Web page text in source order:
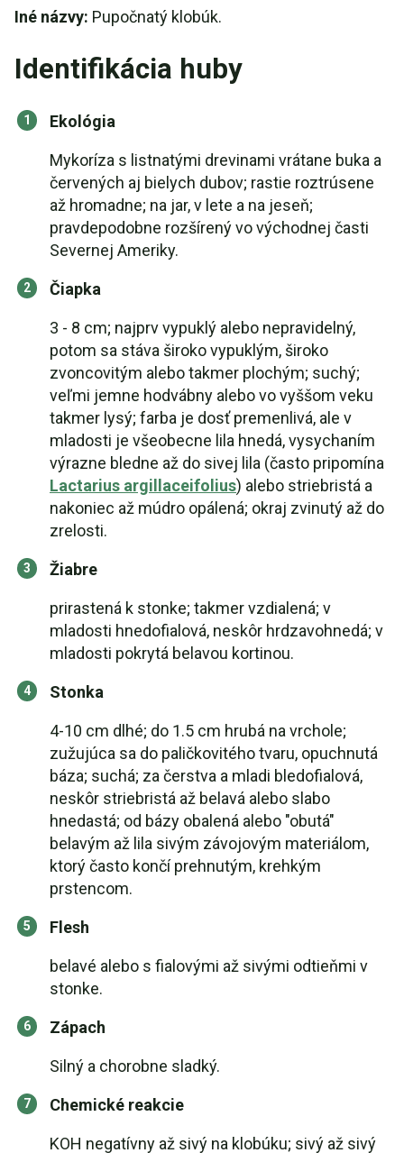
Iné názvy: Pupočnatý klobúk.
Identifikácia huby
Ekológia
Mykoríza s listnatými drevinami vrátane buka a
červených aj bielych dubov; rastie roztrúsene
až hromadne; na jar, v lete a na jeseň;
pravdepodobne rozšírený vo východnej časti
Severnej Ameriky.
Čiapka
3 - 8 cm; najprv vypuklý alebo nepravidelný,
potom sa stáva široko vypuklým, široko
zvoncovitým alebo takmer plochým; suchý;
veľmi jemne hodvábny alebo vo vyššom veku
takmer lysý; farba je dosť premenlivá, ale v
mladosti je všeobecne lila hnedá, vysychaním
výrazne bledne až do sivej lila (často pripomína
Lactarius argillaceifolius) alebo striebristá a
nakoniec až múdro opálená; okraj zvinutý až do
zrelosti.
Žiabre
prirastená k stonke; takmer vzdialená; v
mladosti hnedofialová, neskôr hrdzavohnedá; v
mladosti pokrytá belavou kortinou.
Stonka
4-10 cm dlhé; do 1.5 cm hrubá na vrchole;
zužujúca sa do paličkovitého tvaru, opuchnutá
báza; suchá; za čerstva a mladi bledofialová,
neskôr striebristá až belavá alebo slabo
hnedastá; od bázy obalená alebo "obutá"
belavým až lila sivým závojovým materiálom,
ktorý často končí prehnutým, krehkým
prstencom.
Flesh
belavé alebo s fialovými až sivými odtieňmi v
stonke.
Zápach
Silný a chorobne sladký.
Chemické reakcie
KOH negatívny až sivý na klobúku; sivý až sivý